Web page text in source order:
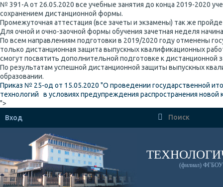
№ 391-А от 26.05.2020 все учебные занятия до конца 2019-2020
сохранением дистанционной формы.
Промежуточная аттестация (все зачеты и экзамены) так же
Для очной и очно-заочной формы обучения зачетная неделя
По всем направлениям подготовки в 2019/2020 году отменены
только дистанционная защита выпускных квалификационных
смогут посвятить дополнительной подготовке к дистанционной
По результатам успешной дистанционной защиты выпускных
образовании.
Приказ № 25-од от 15.05.2020 "О проведении государственной
технологий в условиях предупреждения распространения новой
">
Вход

(филиал) ФГБОУ